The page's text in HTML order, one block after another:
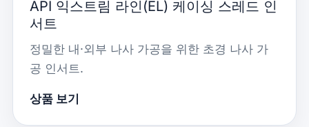
API 익스트림 라인(EL) 케이싱 스레드 인
서트
정밀한 내·외부 나사 가공을 위한 초경 나사 가
공 인서트.
상품 보기